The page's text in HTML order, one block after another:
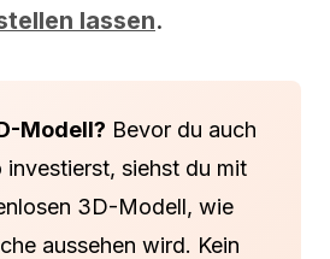
lassen.
Modell? Bevor du auch
investierst, siehst du mit
3D-Modell, wie
aussehen wird. Kein